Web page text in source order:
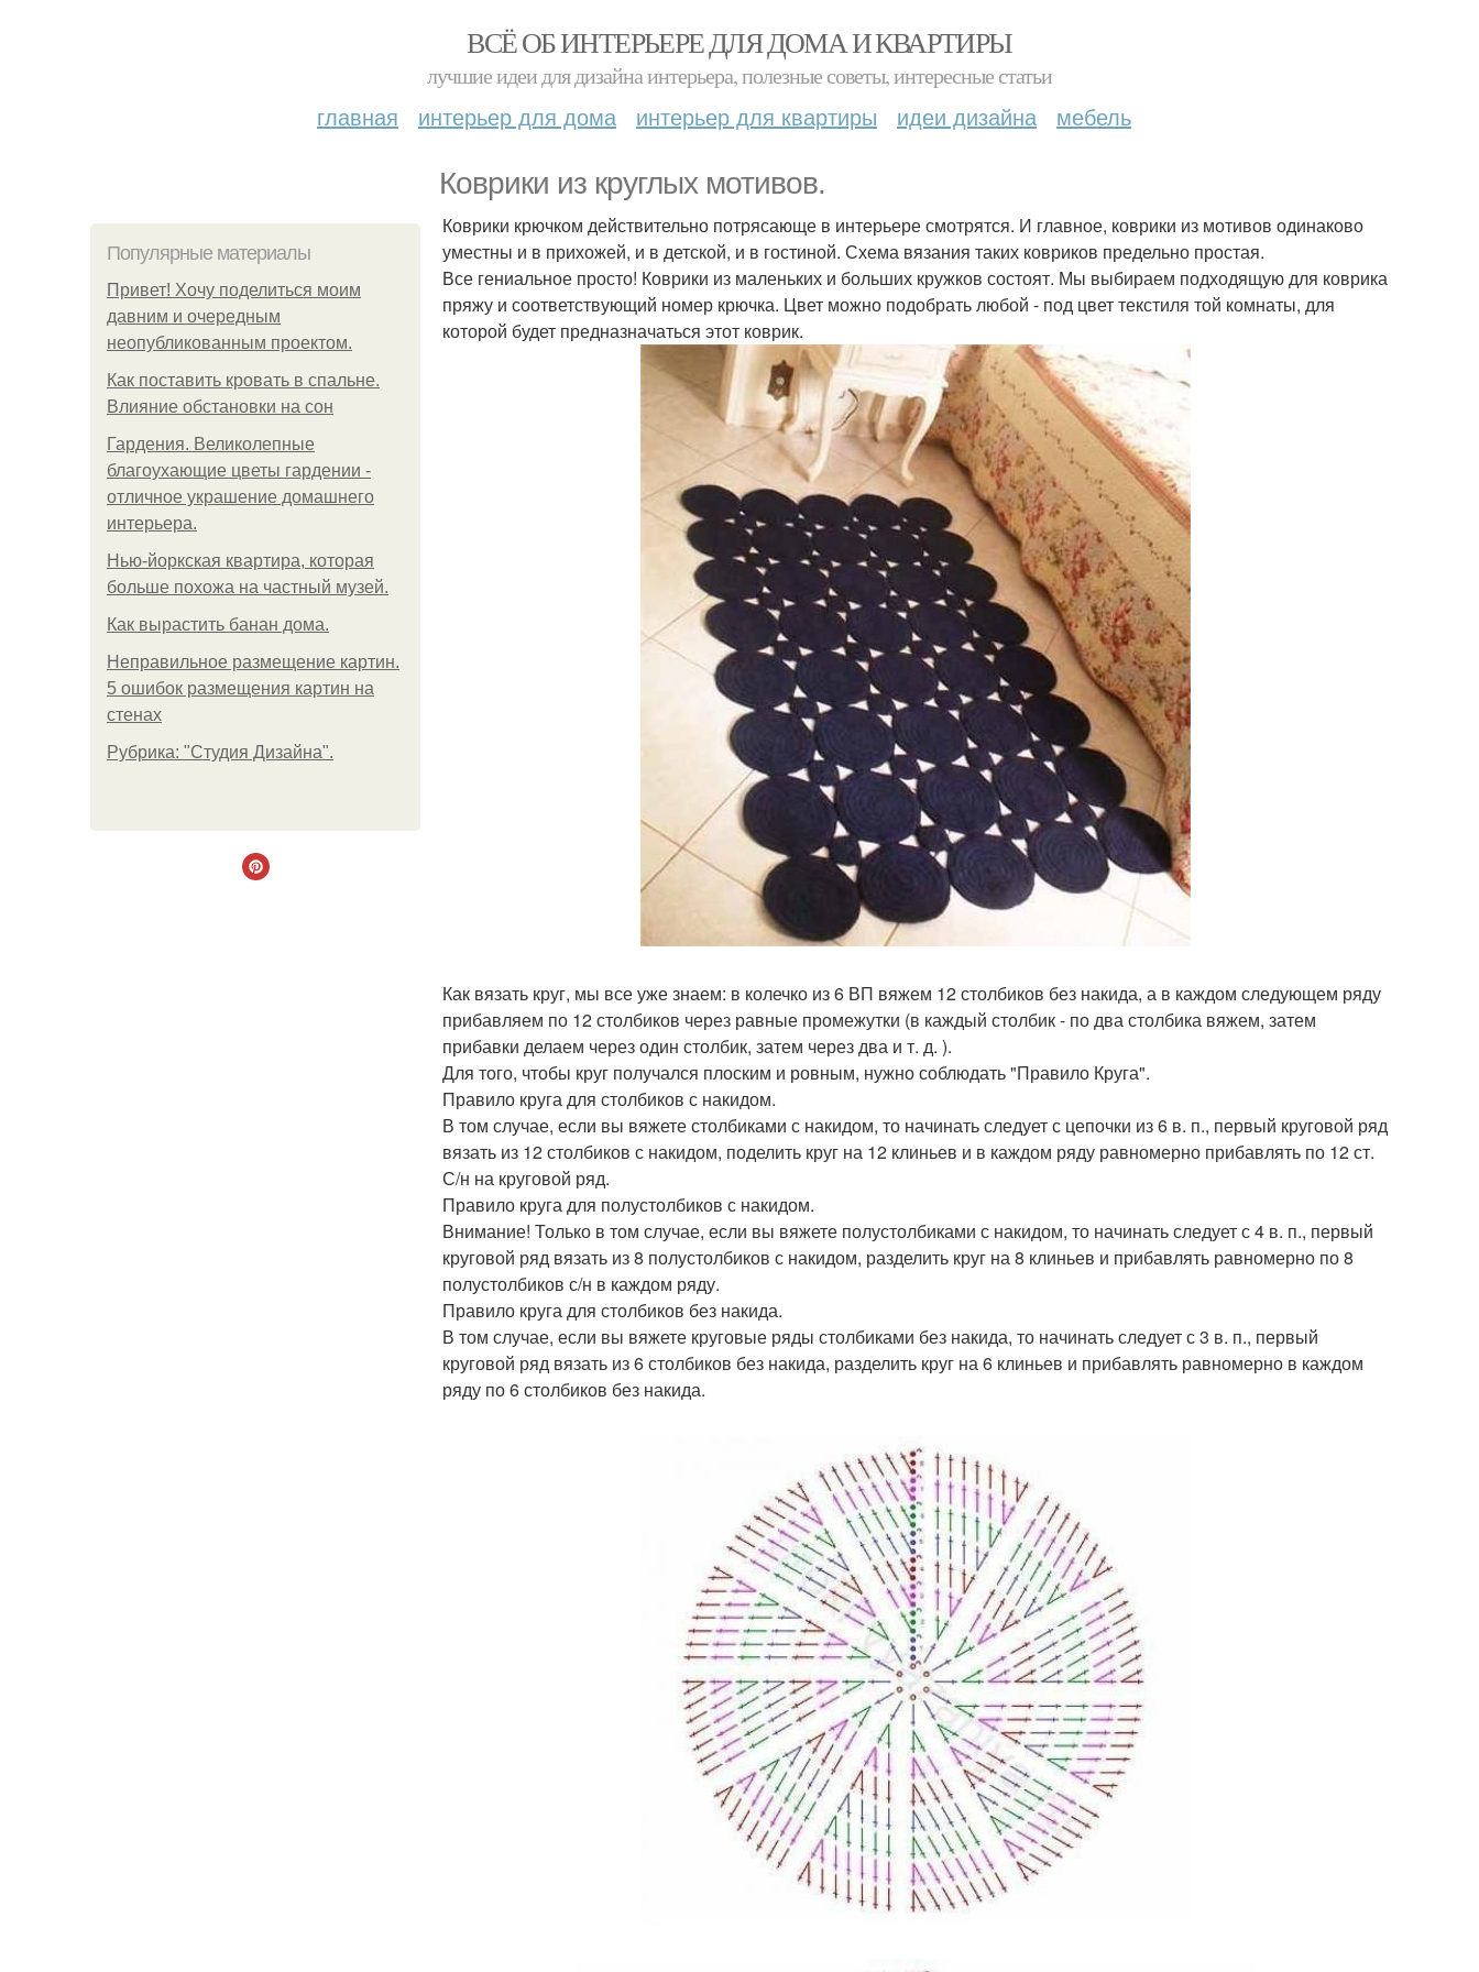
ВСЁ ОБ ИНТЕРЬЕРЕ ДЛЯ ДОМА И КВАРТИРЫ
лучшие идеи для дизайна интерьера, полезные советы, интересные статьи
главная интерьер для дома интерьер для квартиры идеи дизайна мебель
Коврики из круглых мотивов.
Популярные материалы
Привет! Хочу поделиться моим
давним и очередным
неопубликованным проектом.
Как поставить кровать в спальне.
Влияние обстановки на сон
Гардения. Великолепные
благоухающие цветы гардении -
отличное украшение домашнего
интерьера.
Нью-йоркская квартира, которая
больше похожа на частный музей.
Как вырастить банан дома.
Неправильное размещение картин.
5 ошибок размещения картин на
стенах
Рубрика: "Студия Дизайна".
Коврики крючком действительно потрясающе в интерьере смотрятся. И главное, коврики из мотивов одинаково
уместны и в прихожей, и в детской, и в гостиной. Схема вязания таких ковриков предельно простая.
Все гениальное просто! Коврики из маленьких и больших кружков состоят. Мы выбираем подходящую для коврика
пряжу и соответствующий номер крючка. Цвет можно подобрать любой - под цвет текстиля той комнаты, для
которой будет предназначаться этот коврик.
Как вязать круг, мы все уже знаем: в колечко из 6 ВП вяжем 12 столбиков без накида, а в каждом следующем ряду
прибавляем по 12 столбиков через равные промежутки (в каждый столбик - по два столбика вяжем, затем
прибавки делаем через один столбик, затем через два и т. д. ).
Для того, чтобы круг получался плоским и ровным, нужно соблюдать "Правило Круга".
Правило круга для столбиков с накидом.
В том случае, если вы вяжете столбиками с накидом, то начинать следует с цепочки из 6 в. п., первый круговой ряд
вязать из 12 столбиков с накидом, поделить круг на 12 клиньев и в каждом ряду равномерно прибавлять по 12 ст.
С/н на круговой ряд.
Правило круга для полустолбиков с накидом.
Внимание! Только в том случае, если вы вяжете полустолбиками с накидом, то начинать следует с 4 в. п., первый
круговой ряд вязать из 8 полустолбиков с накидом, разделить круг на 8 клиньев и прибавлять равномерно по 8
полустолбиков с/н в каждом ряду.
Правило круга для столбиков без накида.
В том случае, если вы вяжете круговые ряды столбиками без накида, то начинать следует с 3 в. п., первый
круговой ряд вязать из 6 столбиков без накида, разделить круг на 6 клиньев и прибавлять равномерно в каждом
ряду по 6 столбиков без накида.